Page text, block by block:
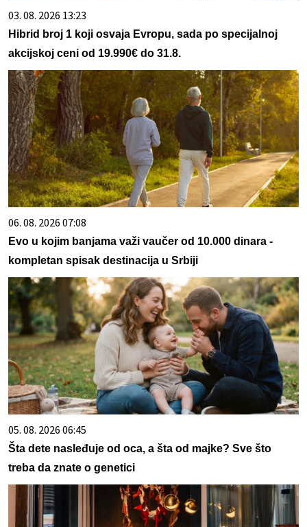
03. 08. 2026 13:23
Hibrid broj 1 koji osvaja Evropu, sada po specijalnoj
akcijskoj ceni od 19.990€ do 31.8.
06. 08. 2026 07:08
Evo u kojim banjama važi vaučer od 10.000 dinara -
kompletan spisak destinacija u Srbiji
05. 08. 2026 06:45
Šta dete nasleđuje od oca, a šta od majke? Sve što
treba da znate o genetici